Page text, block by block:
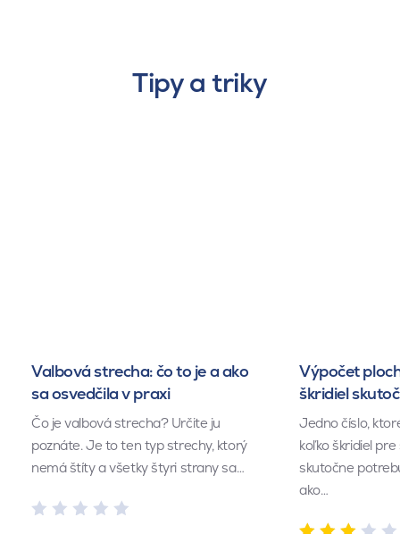
Tipy a triky
Valbová strecha: čo to je a ako
sa osvedčila v praxi
Čo je valbová strecha? Určite ju
poznáte. Je to ten typ strechy, ktorý
nemá štíty a všetky štyri strany sa…
Výpočet
škridiel
Jedno číslo,
koľko škridiel
skutočne
ako…